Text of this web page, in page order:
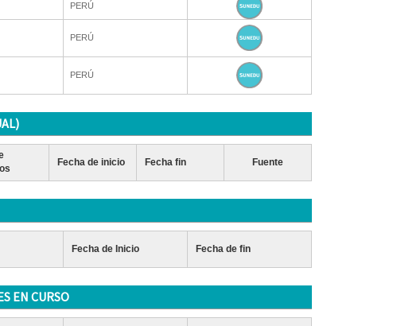
PERÚ
PERÚ
PERÚ
Fecha de inicio Fecha fin Fuente
Fecha de Inicio Fecha de fin
EN CURSO